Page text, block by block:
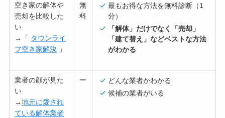
空き家の解体や
売却を比較した
い
→「 タウンライ
フ空き家解決 」
無
料
最もお得な方法を無料診断（1
分）
「解体」だけでなく「売却」
「建て替え」などベストな方法
がわかる
業者の顔が見た
い
→地元に愛され
ている解体業者
ー
どんな業者かわかる
候補の業者がいる